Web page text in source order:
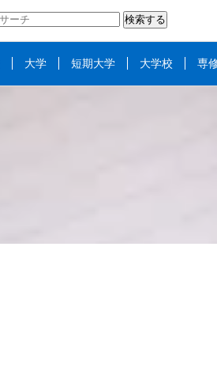
大学 短期大学 大学校 専